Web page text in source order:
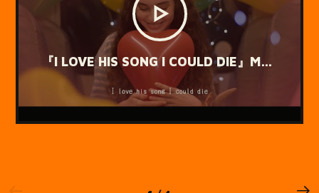
『I LOVE HIS SONG I COULD DIE』Music Video